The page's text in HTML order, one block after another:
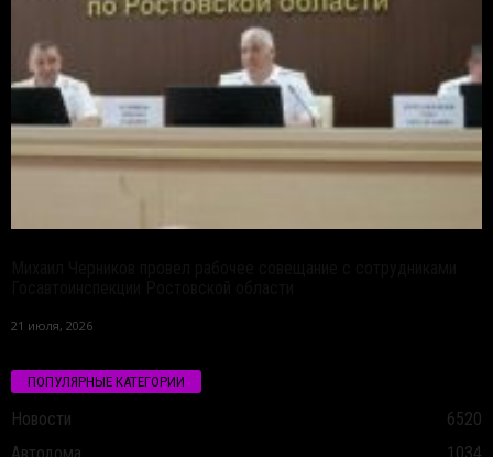
21 июля, 2026
ПОПУЛЯРНЫЕ КАТЕГОРИИ
Новости
6520
Автодома
1034